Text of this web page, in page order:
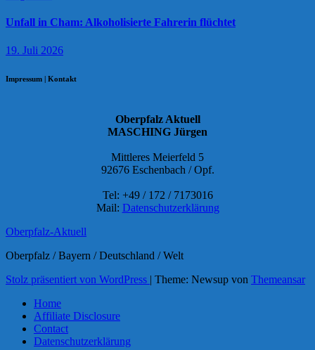
Unfall in Cham: Alkoholisierte Fahrerin flüchtet
19. Juli 2026
Impressum | Kontakt
Oberpfalz Aktuell
MASCHING Jürgen
Mittleres Meierfeld 5
92676 Eschenbach / Opf.
Tel: +49 / 172 / 7173016
Mail: Datenschutzerklärung
Oberpfalz-Aktuell
Oberpfalz / Bayern / Deutschland / Welt
Stolz präsentiert von WordPress | Theme: Newsup von Themeansar
Home
Affiliate Disclosure
Contact
Datenschutzerklärung